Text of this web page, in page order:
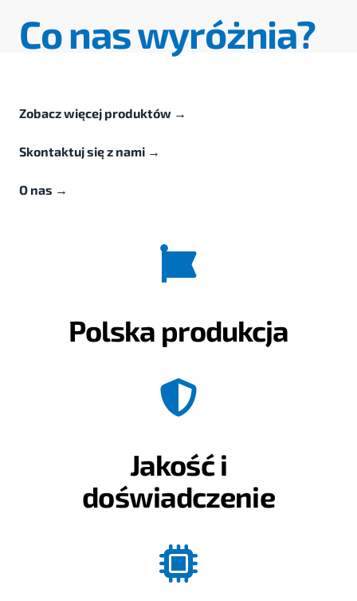
Co nas wyróżnia?
Zobacz więcej produktów →
Skontaktuj się z nami →
O nas →
Polska produkcja
Jakość i
doświadczenie